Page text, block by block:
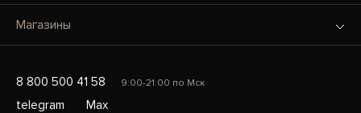
Магазины
8 800 500 41 58 9:00-21:00 по Мск
telegram
Max